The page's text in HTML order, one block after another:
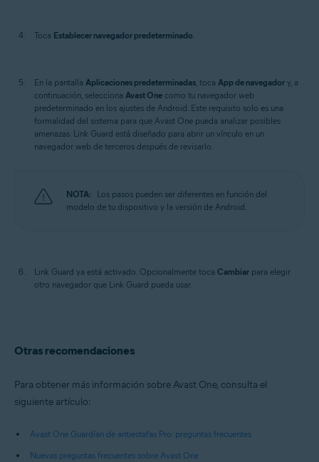
Toca Establecer navegador predeterminado.
En la pantalla Aplicaciones predeterminadas, toca App de navegador y, a
continuación, selecciona Avast One como tu navegador web
predeterminado en los ajustes de Android. Este requisito solo es una
formalidad del sistema para que Avast One pueda analizar posibles
amenazas. Link Guard está diseñado para abrir un vínculo en un
navegador web de terceros después de revisarlo.
NOTA:
Los pasos pueden ser diferentes en función del
modelo de tu dispositivo y la versión de Android.
Link Guard ya está activado. Opcionalmente toca Cambiar para elegir
otro navegador que Link Guard pueda usar.
Otras recomendaciones
Para obtener más información sobre Avast One, consulta el
siguiente artículo:
Avast One Guardían de antiestafas Pro: preguntas frecuentes
Nuevas preguntas frecuentes sobre Avast One